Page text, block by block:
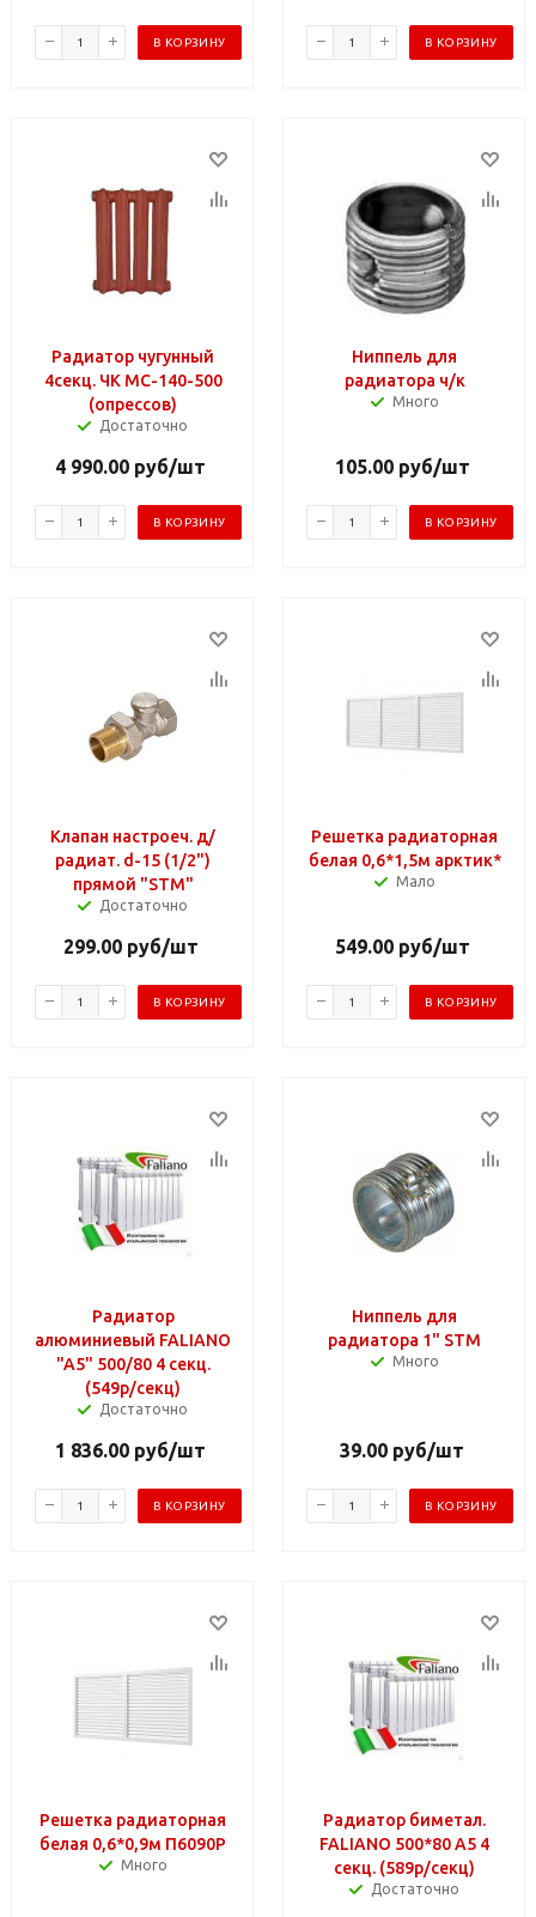
В КОРЗИНУ В КОРЗИНУ
Радиатор чугунный
4секц. ЧК МС-140-500
(опрессов)
Достаточно
4 990.00 руб/шт
В КОРЗИНУ
Ниппель для
радиатора ч/к
Много
105.00руб/шт
В КОРЗИНУ
Клапан настроеч. д/
радиат. d-15 (1/2")
прямой "STM"
Достаточно
299.00руб/шт
В КОРЗИНУ
Решетка радиаторная
белая 0,6*1,5м арктик*
Мало
549.00руб/шт
В КОРЗИНУ
Радиатор
алюминиевый FALIANO
"A5" 500/80 4 секц.
(549р/секц)
Достаточно
1 836.00 руб/шт
В КОРЗИНУ
Ниппель для
радиатора 1" STM
Много
39.00 руб/шт
В КОРЗИНУ
Решетка радиаторная
белая 0,6*0,9м П6090Р
Много
Радиатор биметал.
FALIANO 500*80 A5 4
секц. (589р/секц)
Достаточно